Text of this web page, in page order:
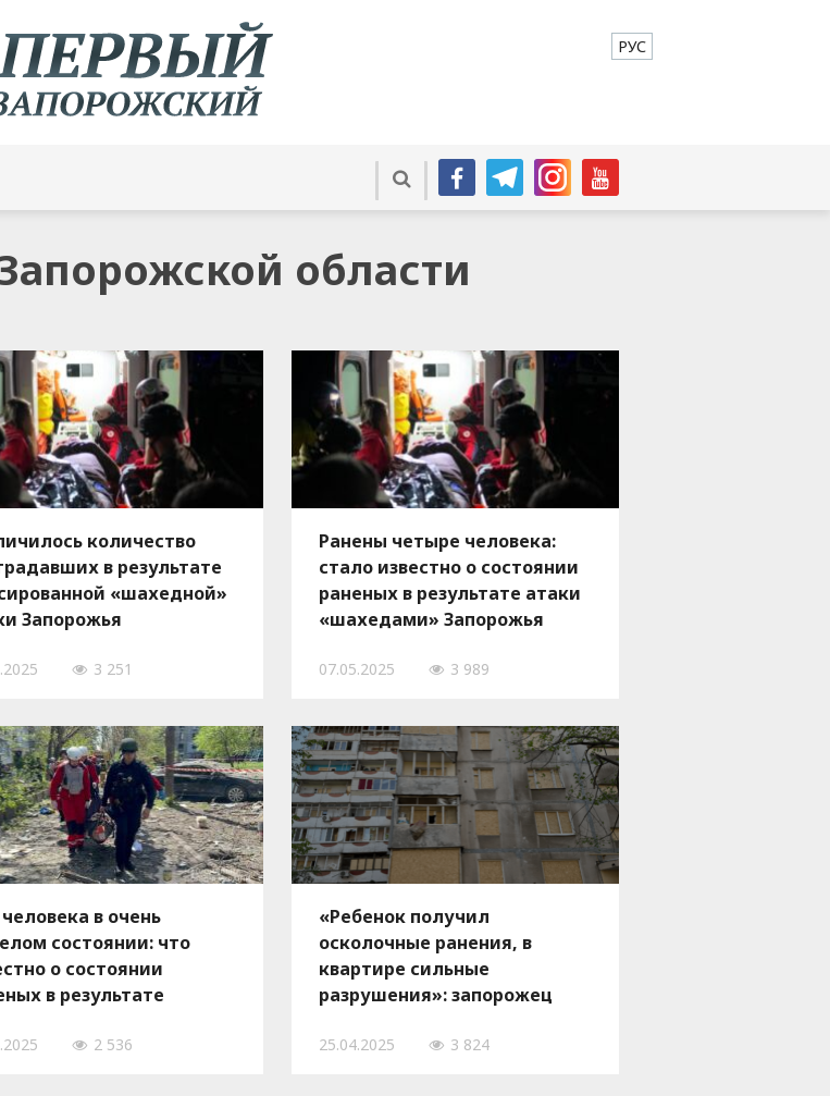
РУС
области
количество
в результате
«шахедной»
Запорожья
3 251
Ранены четыре человека:
стало известно о состоянии
раненых в результате атаки
«шахедами» Запорожья
07.05.2025 3 989
в очень
состоянии: что
о состоянии
в результате
2 536
«Ребенок получил
осколочные ранения, в
квартире сильные
разрушения»: запорожец
городу 22 апреля, — ФОТО,
25.04.2025 3 824